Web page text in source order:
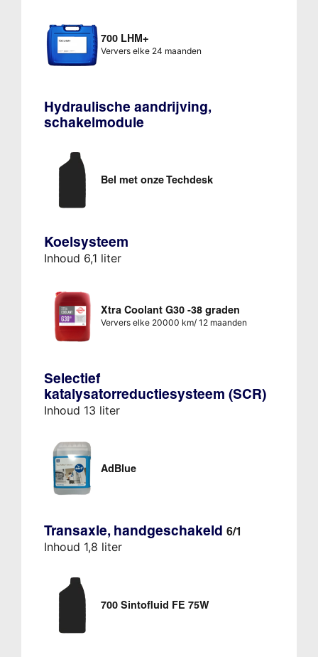
700 LHM+
Ververs elke 24 maanden
Hydraulische aandrijving,
schakelmodule
Bel met onze Techdesk
Koelsysteem
Inhoud 6,1 liter
Xtra Coolant G30 -38 graden
Ververs elke 20000 km/ 12 maanden
Selectief
katalysatorreductiesysteem (SCR)
Inhoud 13 liter
AdBlue
Transaxle, handgeschakeld 6/1
Inhoud 1,8 liter
700 Sintofluid FE 75W